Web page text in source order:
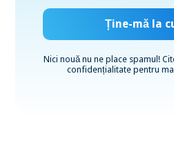
Nici nouă nu ne place spamul!
confidențialitatepentru